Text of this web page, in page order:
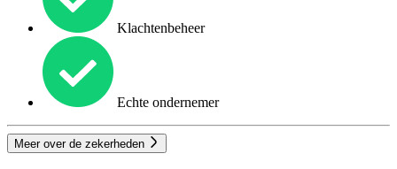
Klachtenbeheer
Echte ondernemer
Meer over de zekerheden